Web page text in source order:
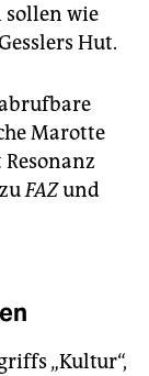
sollen wie
Hut.
Marotte
FAZund
„Kultur“,